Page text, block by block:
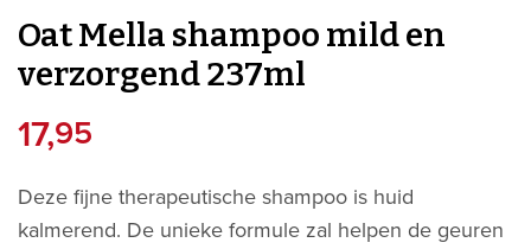
Oat Mella shampoo mild en
verzorgend 237ml
17,95
Deze fijne therapeutische shampoo is huid
kalmerend. De unieke formule zal helpen de geuren